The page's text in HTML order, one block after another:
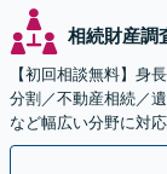
相続財産調
【初回相談無料】身
分割／不動産相続／
など幅広い分野に対
携【出張相談】【夜